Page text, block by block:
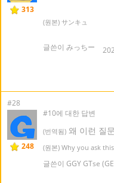
313
(원본) サンキュ
글쓴이 みっちー
#28
248
#10에 대한 답변
(번역됨) 왜 이런 질
(원본) Why you ask
글쓴이 GGY GTse